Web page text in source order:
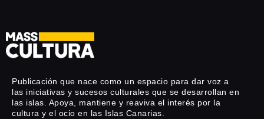
Publicación que nace como un espacio para dar voz a
las iniciativas y sucesos culturales que se desarrollan en
las islas. Apoya, mantiene y reaviva el interés por la
cultura y el ocio en las Islas Canarias.